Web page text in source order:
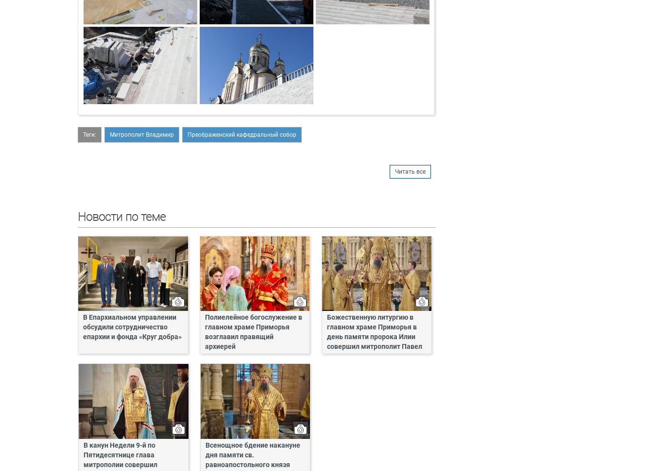
Теги: Митрополит Владимир Преображенский кафедральный собор
Читать все
Новости по теме
В Епархиальном управлении
обсудили сотрудничество
епархии и фонда «Круг добра»
Полиелейное богослужение в
главном храме Приморья
возглавил правящий
архиерей
Божественную литургию в
главном храме Приморья в
день памяти пророка Илии
совершил митрополит Павел
В канун Недели 9-й по
Пятидесятнице глава
митрополии совершил
Всенощное бдение накануне
дня памяти св.
равноапостольного князя